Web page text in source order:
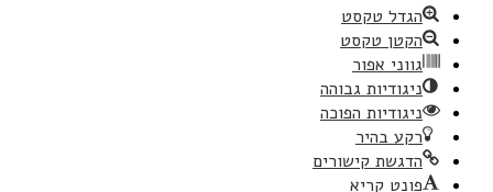
הגדל טקסט
הקטן טקסט
גווני אפור
ניגודיות גבוהה
ניגודיות הפוכה
רקע בהיר
הדגשת קישורים
פונט קריא